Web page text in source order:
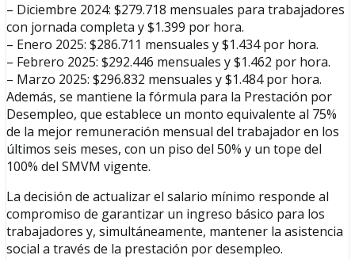
– Diciembre 2024: $279.718 mensuales para trabajadores
con jornada completa y $1.399 por hora.
– Enero 2025: $286.711 mensuales y $1.434 por hora.
– Febrero 2025: $292.446 mensuales y $1.462 por hora.
– Marzo 2025: $296.832 mensuales y $1.484 por hora.
Además, se mantiene la fórmula para la Prestación por
Desempleo, que establece un monto equivalente al 75%
de la mejor remuneración mensual del trabajador en los
últimos seis meses, con un piso del 50% y un tope del
100% del SMVM vigente.
La decisión de actualizar el salario mínimo responde al
compromiso de garantizar un ingreso básico para los
trabajadores y, simultáneamente, mantener la asistencia
social a través de la prestación por desempleo.